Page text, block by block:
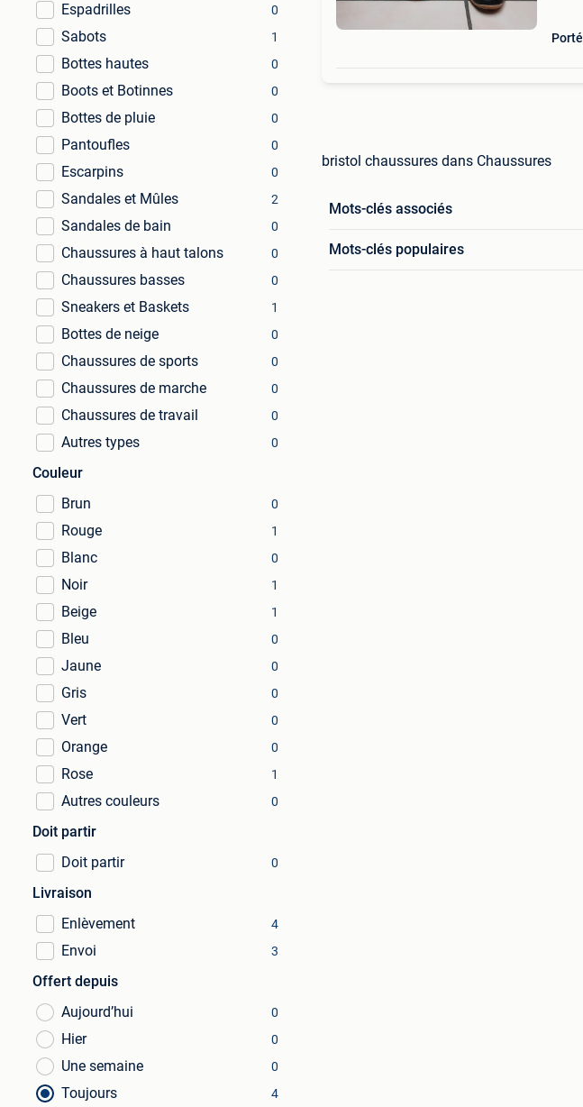
Espadrilles 0
Sabots 1
Bottes hautes 0
Boots et Botinnes 0
Bottes de pluie 0
Pantoufles 0
Escarpins 0
Sandales et Mûles 2
Sandales de bain 0
Chaussures à haut talons 0
Chaussures basses 0
Sneakers et Baskets 1
Bottes de neige 0
Chaussures de sports 0
Chaussures de marche 0
Chaussures de travail 0
Autres types 0
Couleur
Brun
0
Rouge 1
Blanc 0
Noir 1
Beige 1
Bleu 0
Jaune 0
Gris 0
Vert 0
Orange 0
Rose 1
Autres couleurs 0
Doit partir
Doit partir
0
Livraison
Enlèvement
4
Envoi 3
Offert depuis
Aujourd’hui
0
Hier 0
Une semaine 0
Toujours 4
Porté
bristol chaussures dans Chaussures
Mots-clés associés
Mots-clés populaires